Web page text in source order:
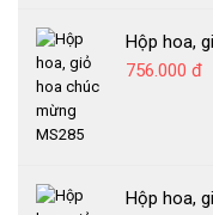
Hộp hoa,
756.000 đ
Hộp hoa,